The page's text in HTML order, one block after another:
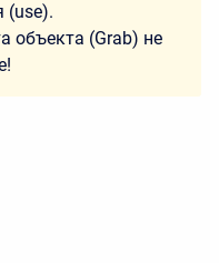
(use).
объекта (Grab) не